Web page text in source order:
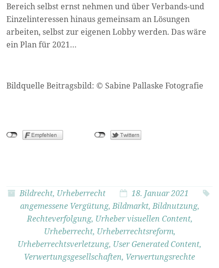
Bereich selbst ernst nehmen und über Verbands-und
Einzelinteressen hinaus gemeinsam an Lösungen
arbeiten, selbst zur eigenen Lobby werden. Das wäre
ein Plan für 2021…
Bildquelle Beitragsbild: © Sabine Pallaske Fotografie
Bildrecht, Urheberrecht
18. Januar 2021
angemessene Vergütung,Bildmarkt,Bildnutzung,
Rechteverfolgung, Urheber visuellen Content,
Urheberrecht, Urheberrechtsreform,
Urheberrechtsverletzung, User Generated Content,
Verwertungsgesellschaften, Verwertungsrechte